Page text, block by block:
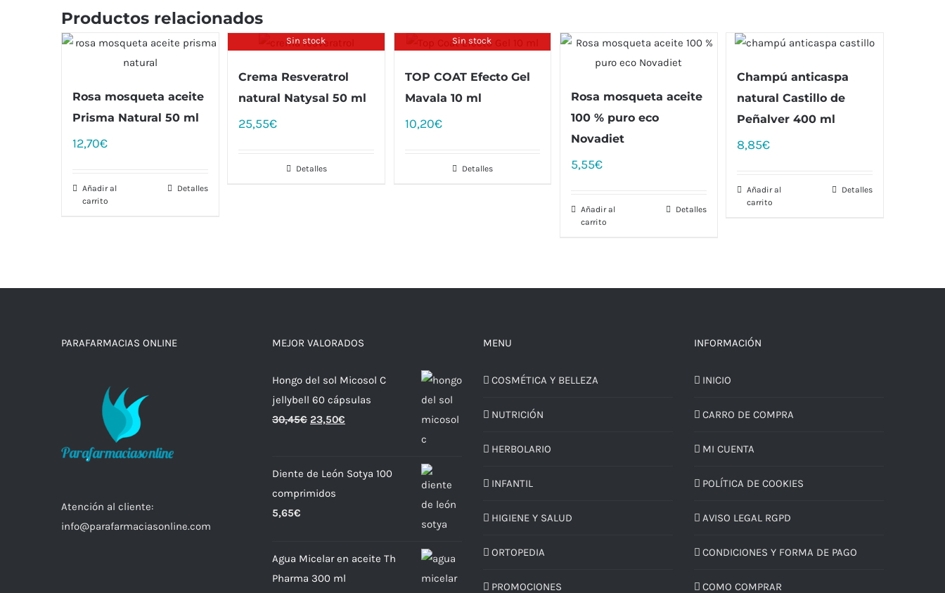
Productos relacionados
Rosa mosqueta aceite
Prisma Natural 50 ml
12,70€
Añadir al
carrito
Detalles
Sin stock
Crema Resveratrol
natural Natysal 50 ml
25,55€
Detalles
Sin stock
TOP COAT Efecto Gel
Mavala 10 ml
10,20€
Detalles
Rosa mosqueta aceite
100 % puro eco
Novadiet
5,55€
Añadir al
carrito
Detalles
Champú anticaspa
natural Castillo de
Peñalver 400 ml
8,85€
Añadir al
carrito
Detalles
PARAFARMACIAS ONLINE
Atención al cliente:
info@parafarmaciasonline.com
MEJOR VALORADOS
Hongo del sol Micosol C
jellybell 60 cápsulas
30,45€ 23,50€
Diente de León Sotya 100
comprimidos
5,65€
Agua Micelar en aceite Th
Pharma 300 ml
MENU
COSMÉTICA Y BELLEZA
NUTRICIÓN
HERBOLARIO
INFANTIL
HIGIENE Y SALUD
ORTOPEDIA
PROMOCIONES
INFORMACIÓN
INICIO
CARRO DE COMPRA
MI CUENTA
POLÍTICA DE COOKIES
AVISO LEGAL RGPD
CONDICIONES Y FORMA DE PAGO
COMO COMPRAR